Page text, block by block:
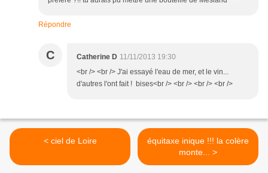
Répondre
C Catherine D 11/11/2013 19:30
<br /> <br /> J'ai essayé l'eau de mer, et le vin...
d'autres l'ont fait ! bises<br /> <br /> <br /> <br />
< ciel de Loire
équitaxe inique !!! la colère
monte... >